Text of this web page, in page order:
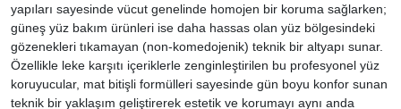
yapıları sayesinde vücut genelinde homojen bir koruma sağlarken;
güneş yüz bakım ürünleri ise daha hassas olan yüz bölgesindeki
gözenekleri tıkamayan (non-komedojenik) teknik bir altyapı sunar.
Özellikle leke karşıtı içeriklerle zenginleştirilen bu profesyonel yüz
koruyucular, mat bitişli formülleri sayesinde gün boyu konfor sunan
teknik bir yaklaşım geliştirerek estetik ve korumayı aynı anda